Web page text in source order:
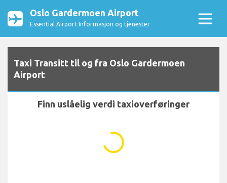
Oslo Gardermoen Airport
Essential Airport Informasjon og tjenester
Taxi Transitt til og fra Oslo Gardermoen
Airport
Finn uslåelig verdi taxioverføringer
...